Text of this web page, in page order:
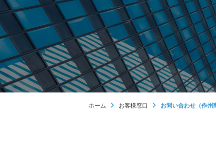
ホーム お客様窓口 お問い合わせ（作州